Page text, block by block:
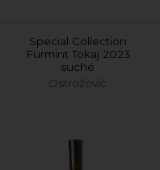
Special Collection
Furmint Tokaj 2023
suché
Ostrožovič